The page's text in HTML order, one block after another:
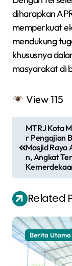
diharapkan
memperkuat
mendukung
khususnya
masyarakat di
View115
a
i
g
a
s
i
MTRJ Kota
r Pengajian
Masjid Raya
n, Angkat
Related
Berita Utama